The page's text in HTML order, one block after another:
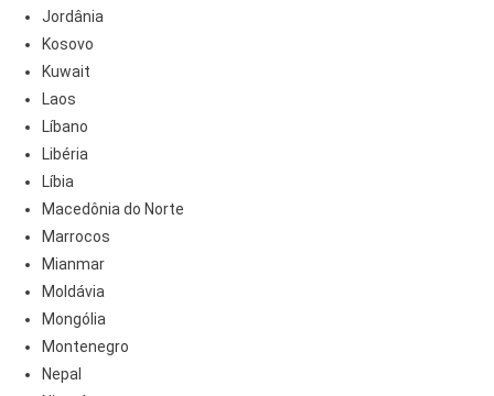
Jordânia
Kosovo
Kuwait
Laos
Líbano
Libéria
Líbia
Macedônia do Norte
Marrocos
Mianmar
Moldávia
Mongólia
Montenegro
Nepal